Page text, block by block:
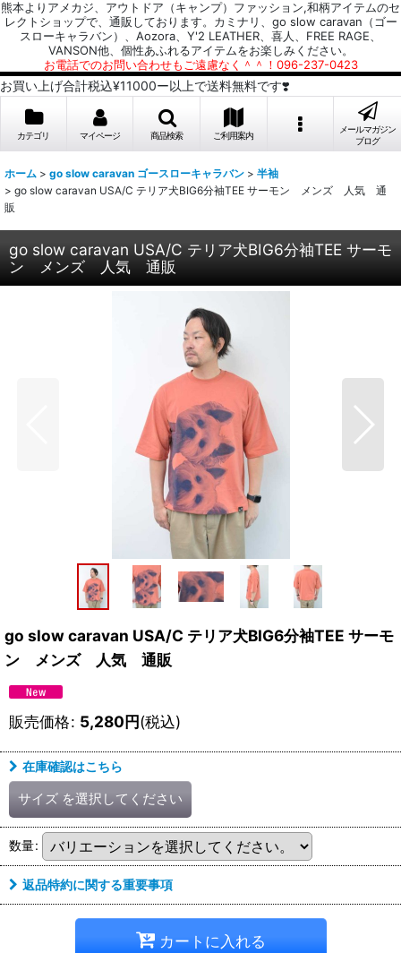
熊本よりアメカジ、アウトドア（キャンプ）ファッション,和柄アイテムのセ
レクトショップで、通販しております。カミナリ、go slow caravan（ゴー
スローキャラバン）、Aozora、Y'2 LEATHER、喜人、FREE RAGE、
VANSON他、個性あふれるアイテムをお楽しみください。
お電話でのお問い合わせもご遠慮なく＾＾！096-237-0423
お買い上げ合計税込¥11000ー以上で送料無料です❣️
カテゴリ マイページ 商品検索 ご利用案内
メールマガジン
ブログ
ホーム > go slow caravan ゴースローキャラバン > 半袖
> go slow caravan USA/C テリア犬BIG6分袖TEE サーモン メンズ 人気 通
販
go slow caravan USA/C テリア犬BIG6分袖TEE サーモ
ン メンズ 人気 通販
go slow caravan USA/C テリア犬BIG6分袖TEE サーモ
ン メンズ 人気 通販
販売価格: 5,280円(税込)
在庫確認はこちら
サイズ を選択してください
数量:
返品特約に関する重要事項
カートに入れる